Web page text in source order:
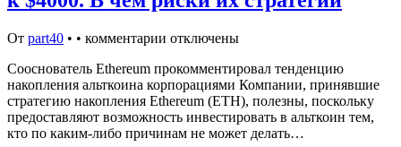
От part40 • • комментарии отключены
Сооснователь Ethereum прокомментировал тенденцию
накопления альткоина корпорациями Компании, принявшие
стратегию накопления Ethereum (ETH), полезны, поскольку
предоставляют возможность инвестировать в альткоин тем,
кто по каким-либо причинам не может делать…